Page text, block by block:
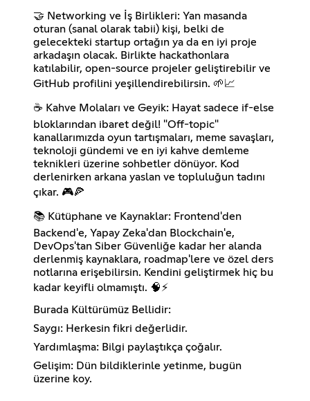
🤝 Networking ve İş Birlikleri: Yan masanda
oturan (sanal olarak tabii) kişi, belki de
gelecekteki startup ortağın ya da en iyi proje
arkadaşın olacak. Birlikte hackathonlara
katılabilir, open-source projeler geliştirebilir ve
GitHub profilini yeşillendirebilirsin. 🌱📈
☕ Kahve Molaları ve Geyik: Hayat sadece if-else
bloklarından ibaret değil! "Off-topic"
kanallarımızda oyun tartışmaları, meme savaşları,
teknoloji gündemi ve en iyi kahve demleme
teknikleri üzerine sohbetler dönüyor. Kod
derlenirken arkana yaslan ve topluluğun tadını
çıkar. 🎮🍕
📚 Kütüphane ve Kaynaklar: Frontend'den
Backend'e, Yapay Zeka'dan Blockchain'e,
DevOps'tan Siber Güvenliğe kadar her alanda
derlenmiş kaynaklara, roadmap'lere ve özel ders
notlarına erişebilirsin. Kendini geliştirmek hiç bu
kadar keyifli olmamıştı. 🧠⚡
Burada Kültürümüz Bellidir:
Saygı: Herkesin fikri değerlidir.
Yardımlaşma: Bilgi paylaştıkça çoğalır.
Gelişim: Dün bildiklerinle yetinme, bugün
üzerine koy.